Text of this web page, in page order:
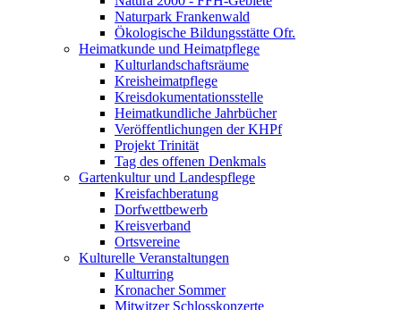
Naturpark Frankenwald
Ökologische Bildungsstätte Ofr.
Heimatkunde und Heimatpflege
Kulturlandschaftsräume
Kreisheimatpflege
Kreisdokumentationsstelle
Heimatkundliche Jahrbücher
Veröffentlichungen der KHPf
Projekt Trinität
Tag des offenen Denkmals
Gartenkultur und Landespflege
Kreisfachberatung
Dorfwettbewerb
Kreisverband
Ortsvereine
Kulturelle Veranstaltungen
Kulturring
Kronacher Sommer
Mitwitzer Schlosskonzerte